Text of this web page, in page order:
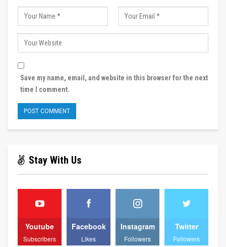
Save my name, email, and website in this browser for the next
time I comment.
Stay With Us
Youtube
Subscribers
Facebook
Likes
Instagram
Followers
Twitter
Followers